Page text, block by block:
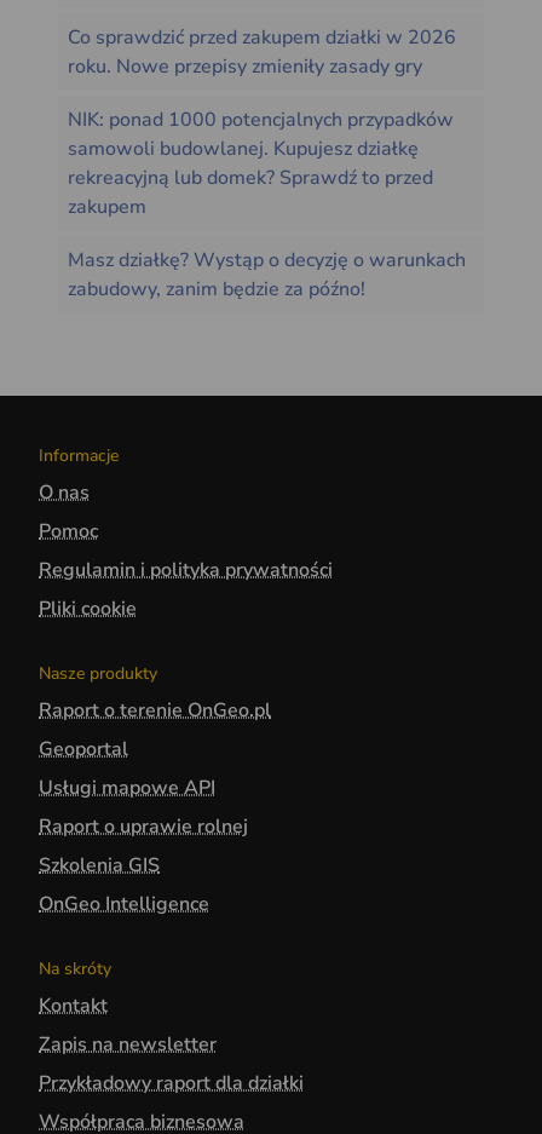
Co sprawdzić przed zakupem działki w 2026
roku. Nowe przepisy zmieniły zasady gry
NIK: ponad 1000 potencjalnych przypadków
samowoli budowlanej. Kupujesz działkę
rekreacyjną lub domek? Sprawdź to przed
zakupem
Masz działkę? Wystąp o decyzję o warunkach
zabudowy, zanim będzie za późno!
Informacje
O nas
Pomoc
Regulamin i polityka prywatności
Pliki cookie
Nasze produkty
Raport o terenie OnGeo.pl
Geoportal
Usługi mapowe API
Raport o uprawie rolnej
Szkolenia GIS
OnGeo Intelligence
Na skróty
Kontakt
Zapis na newsletter
Przykładowy raport dla działki
Współpraca biznesowa